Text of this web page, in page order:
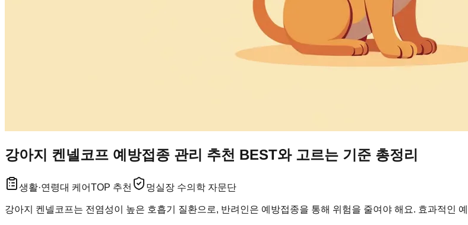
강아지 켄넬코프 예방접종 관리 추천 BEST와 고르는 기준 총정리
생활·연령대 케어TOP 추천 멍실장 수의학 자문단
강아지 켄넬코프는 전염성이 높은 호흡기 질환으로, 반려인은 예방접종을 통해 위험을 줄여야 해요. 효과적인